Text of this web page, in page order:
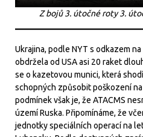
Z bojů 3. útočné roty 3.
Ukrajina, podle NYT s odkazem
obdržela od USA asi 20 raket
se o kazetovou munici, která
schopných způsobit poškození
podmínek však je, že ATACMS
území Ruska. Připomínáme, že
jednotky speciálních operací na